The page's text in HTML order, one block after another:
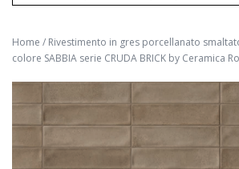
Home / Rivestimento in gres porcellanato
colore SABBIA serie CRUDA BRICK by Ceramica